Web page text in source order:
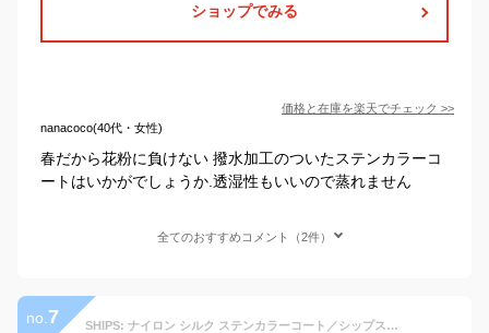
ショップでみる
価格と在庫を楽天でチェック >>
nanacoco(40代・女性)
春だから花粉に負けない 撥水加工のついたステンカラーコ
ートはいかがでしょうか.透湿性もいいので蒸れません
全てのおすすめコメント（2件）
no. 7 SHIPS: ナイロン シルク ステンカラーコート／シップス（SHIPS）